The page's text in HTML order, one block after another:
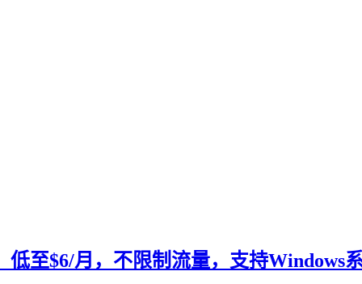
至$6/月，不限制流量，支持Windows